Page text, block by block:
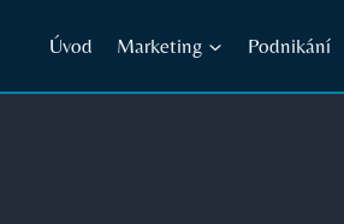
Úvod Marketing Podnikání